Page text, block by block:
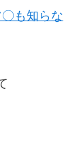
も知らな